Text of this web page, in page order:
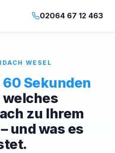
02064 67 12 463
WESEL
60 Sekunden
welches
zu Ihrem
und was es